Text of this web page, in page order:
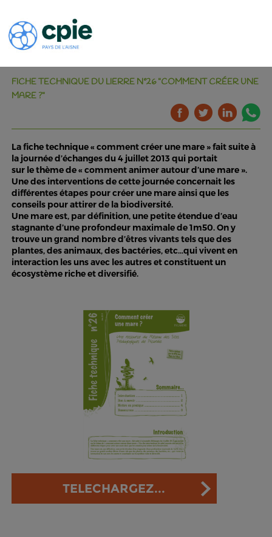
FICHE TECHNIQUE DU LIERRE N°26 "COMMENT CRÉER UNE
MARE ?"
La fiche technique « comment créer une mare » fait suite à
la journée d’échanges du 4 juillet 2013 qui portait
sur le thème de « comment animer autour d’une mare ».
Une des interventions de cette journée concernait les
différentes étapes pour créer une mare ainsi que les
conseils pour attirer de la biodiversité.
Une mare est, par définition, une petite étendue d’eau
stagnante d’une profondeur maximale de 1m50. On y
trouve un grand nombre d’êtres vivants tels que des
plantes, des animaux, des bactéries, etc…qui vivent en
interaction les uns avec les autres et constituent un
écosystème riche et diversifié.
TELECHARGEZ...